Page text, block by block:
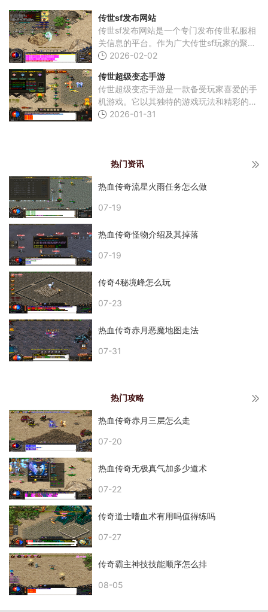
传世sf发布网站
传世sf发布网站是一个专门发布传世私服相
关信息的平台。作为广大传世sf玩家的聚集
地，该网站为玩家们提供了众多热门传世私
为玩家们打造
2026-02-02
传世超级变态手游
传世超级变态手游是一款备受玩家喜爱的手
机游戏。它以其独特的游戏玩法和精彩的剧
情故事，吸引了众多玩家的目光。今天，我
2026-01-31
热门资讯
热血传奇流星火雨任务怎么做
07-19
热血传奇怪物介绍及其掉落
07-19
传奇4秘境峰怎么玩
07-23
热血传奇赤月恶魔地图走法
07-31
热门攻略
热血传奇赤月三层怎么走
07-20
热血传奇无极真气加多少道术
07-22
传奇道士嗜血术有用吗值得练吗
07-27
传奇霸主神技技能顺序怎么排
08-05